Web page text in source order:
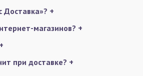
Доставка»? +
магазинов? +
+
при доставке? +